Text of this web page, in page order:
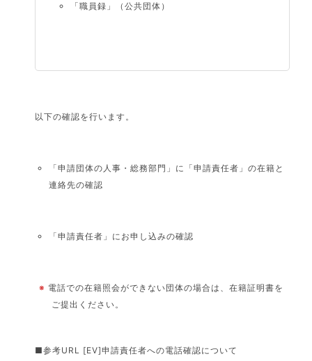
「職員録」（公共団体）
以下の確認を行います。
「申請団体の人事・総務部門」に「申請責任者」の在籍と
連絡先の確認
「申請責任者」にお申し込みの確認
※ 電話での在籍照会ができない団体の場合は、在籍証明書を
ご提出ください。
■参考URL [EV]申請責任者への電話確認について